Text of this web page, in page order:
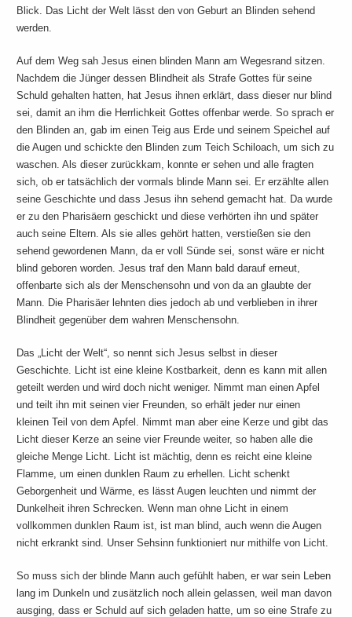
Blick. Das Licht der Welt lässt den von Geburt an Blinden sehend
werden.
Auf dem Weg sah Jesus einen blinden Mann am Wegesrand sitzen.
Nachdem die Jünger dessen Blindheit als Strafe Gottes für seine
Schuld gehalten hatten, hat Jesus ihnen erklärt, dass dieser nur blind
sei, damit an ihm die Herrlichkeit Gottes offenbar werde. So sprach er
den Blinden an, gab im einen Teig aus Erde und seinem Speichel auf
die Augen und schickte den Blinden zum Teich Schiloach, um sich zu
waschen.Als dieser zurückkam, konnte er sehen und alle fragten
sich, ob er tatsächlich der vormals blinde Mann sei. Er erzählte allen
seine Geschichte und dass Jesus ihn sehend gemacht hat. Da wurde
er zu den Pharisäern geschickt und diese verhörten ihn und später
auch seine Eltern. Als sie alles gehört hatten, verstießen sie den
sehend gewordenen Mann, da er voll Sünde sei, sonst wäre er nicht
blind geboren worden. Jesus traf den Mann bald darauf erneut,
offenbarte sich als der Menschensohn und von da an glaubte der
Mann. Die Pharisäer lehnten dies jedoch ab und verblieben in ihrer
Blindheit gegenüber dem wahren Menschensohn.
Das „Licht der Welt“, so nennt sich Jesus selbst in dieser
Geschichte. Licht ist eine kleine Kostbarkeit, denn es kann mit allen
geteilt werden und wird doch nicht weniger. Nimmt man einen Apfel
und teilt ihn mit seinen vier Freunden, so erhält jeder nur einen
kleinen Teil von dem Apfel. Nimmt man aber eine Kerze und gibt das
Licht dieser Kerze an seine vier Freunde weiter, so haben alle die
gleiche Menge Licht. Licht ist mächtig, denn es reicht eine kleine
Flamme, um einen dunklen Raum zu erhellen. Licht schenkt
Geborgenheit und Wärme, es lässt Augen leuchten und nimmt der
Dunkelheit ihren Schrecken. Wenn man ohne Licht in einem
vollkommen dunklen Raum ist, ist man blind, auch wenn die Augen
nicht erkrankt sind. Unser Sehsinn funktioniert nur mithilfe von Licht.
So muss sich der blinde Mann auch gefühlt haben, er war sein Leben
lang im Dunkeln und zusätzlich noch allein gelassen, weil man davon
ausging, dass er Schuld auf sich geladen hatte, um so eine Strafe zu